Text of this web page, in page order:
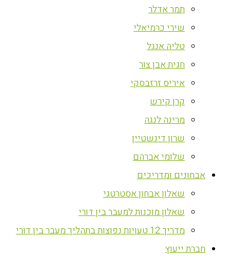
תמר אדלר
שירי כרמיאלי
טליה אנגל
חגית אבן צור
איריס זרזבסקי
קרן קירש
מרינה לנגה
שרון דינשטיין
שלומי אברהם
אבחונים ומדריכים
שאלון אבחון אסטרטגי
שאלון מוכנות למעבר בין דורי
מדריך 12 טעויות נפוצות בתהליך מעבר בין דורי
חברת ייעוץ